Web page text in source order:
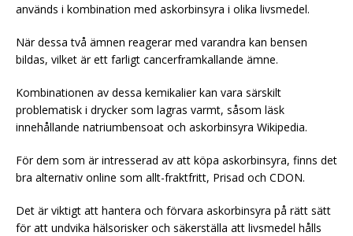
används i kombination med askorbinsyra i olika livsmedel.
När dessa två ämnen reagerar med varandra kan bensen
bildas, vilket är ett farligt cancerframkallande ämne.
Kombinationen av dessa kemikalier kan vara särskilt
problematisk i drycker som lagras varmt, såsom läsk
innehållande natriumbensoat och askorbinsyra Wikipedia.
För dem som är intresserad av att köpa askorbinsyra, finns det
bra alternativ online som allt-fraktfritt, Prisad och CDON.
Det är viktigt att hantera och förvara askorbinsyra på rätt sätt
för att undvika hälsorisker och säkerställa att livsmedel hålls